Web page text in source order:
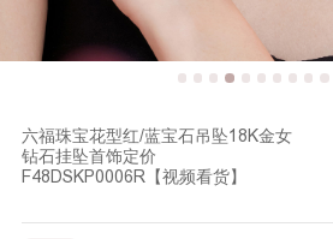
六福珠宝花型红/蓝宝石吊坠18K金女
钻石挂坠首饰定价
F48DSKP0006R【视频看货】